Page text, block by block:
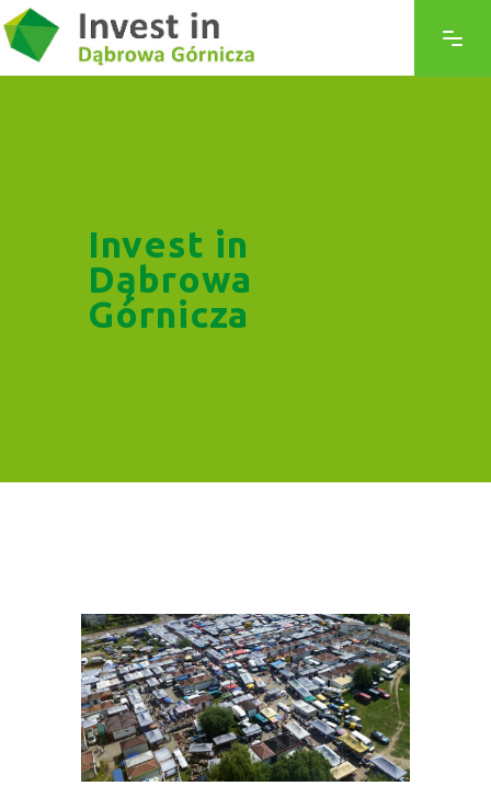
Invest in
Dąbrowa
Górnicza